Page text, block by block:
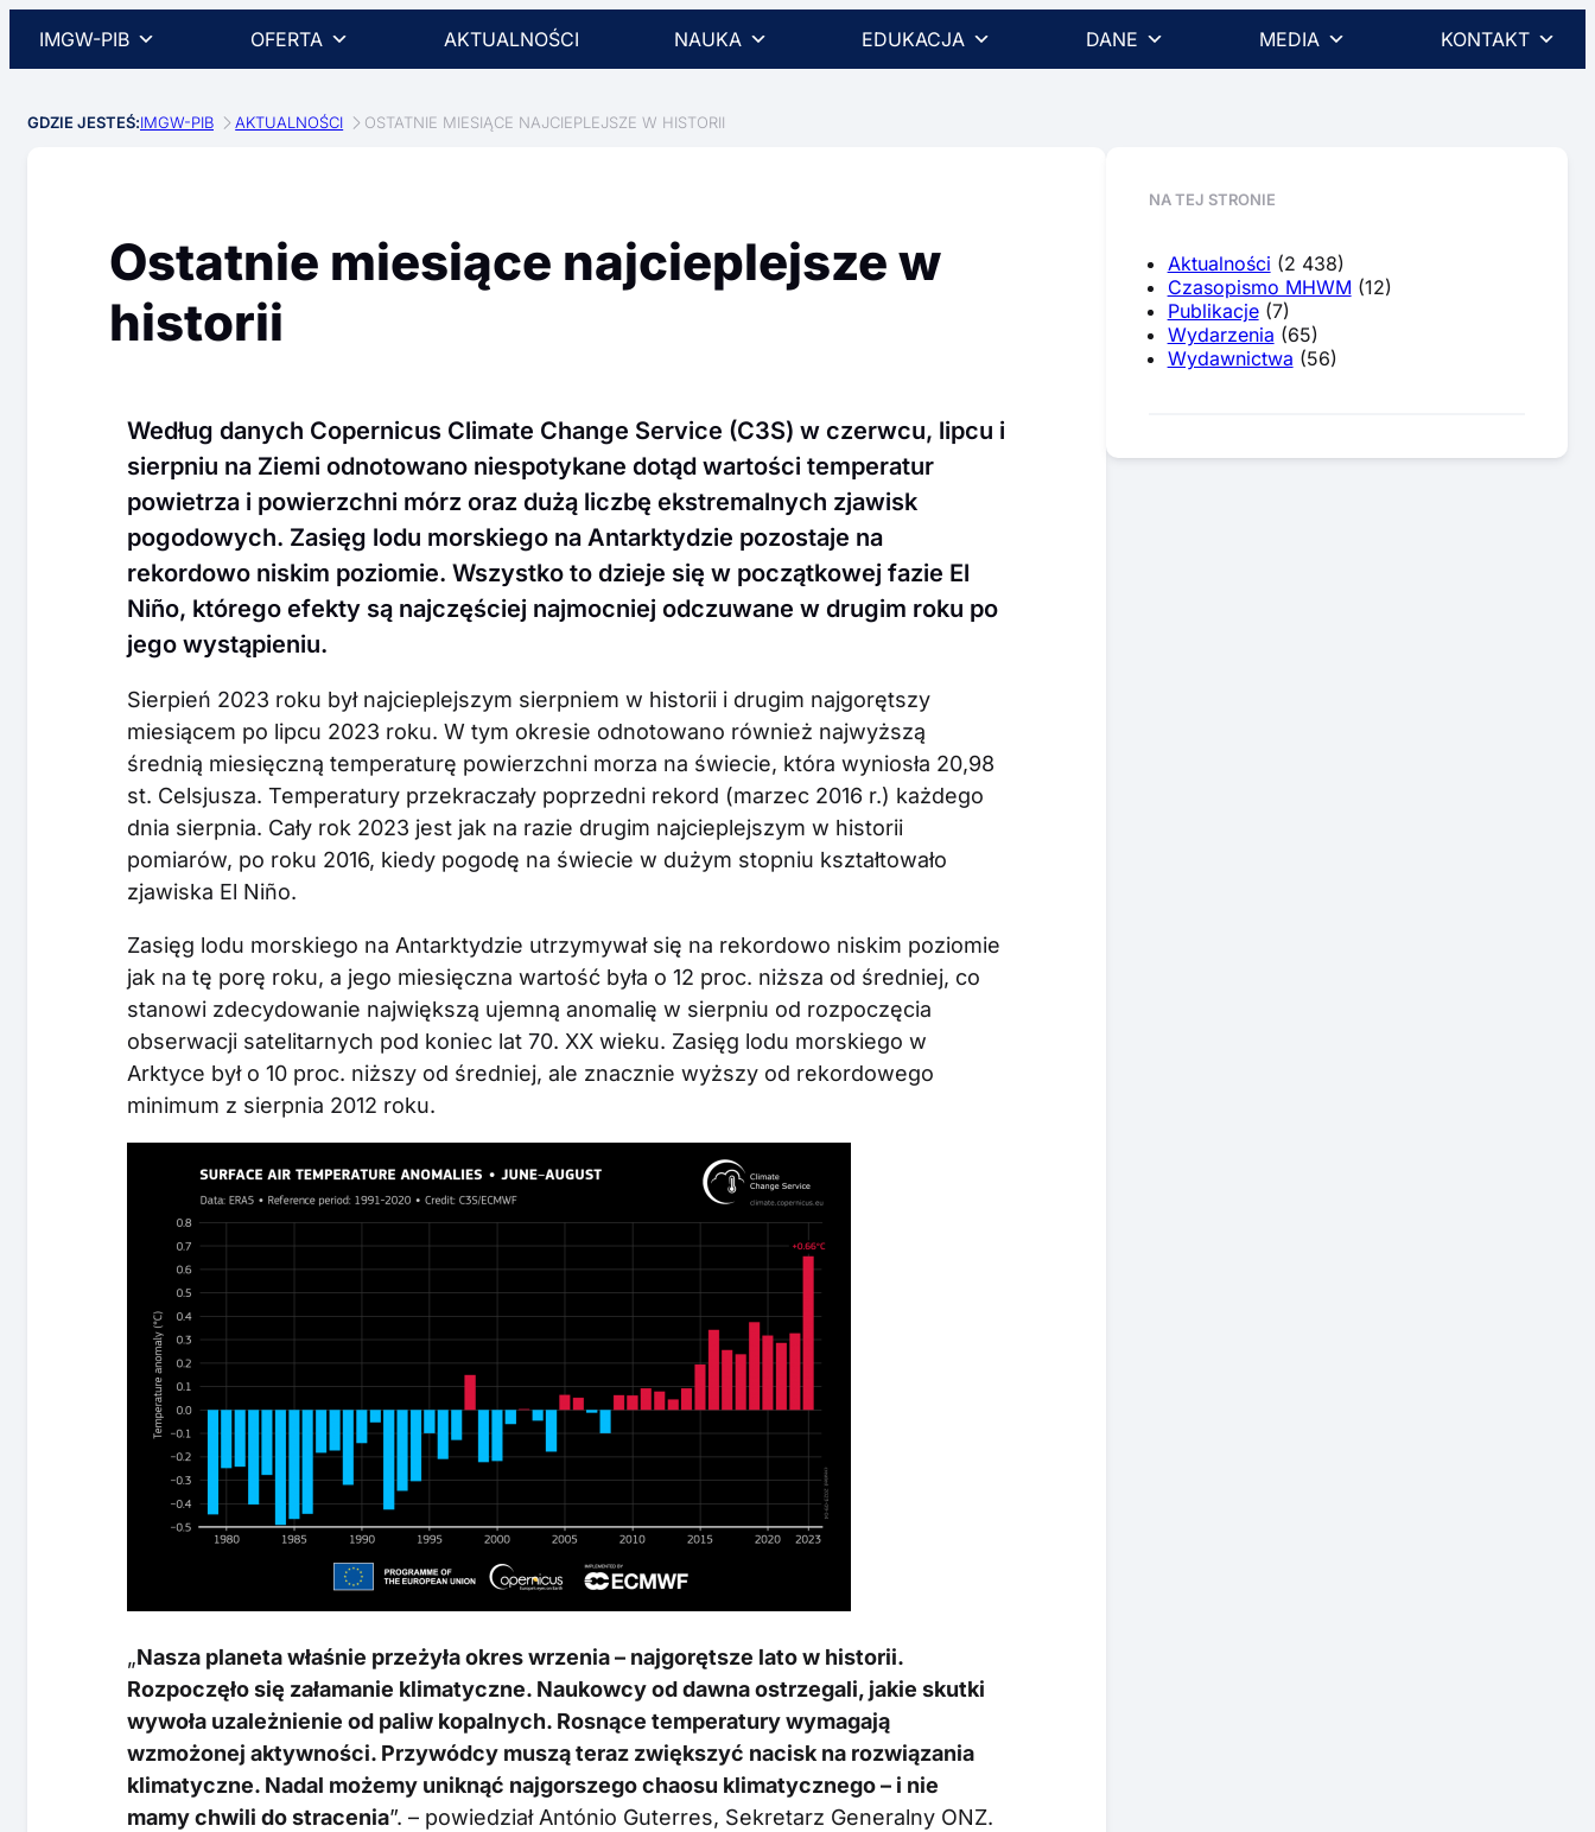
IMGW-PIB OFERTA AKTUALNOŚCI NAUKA EDUKACJA DANE MEDIA KONTAKT
GDZIE JESTEŚ:IMGW-PIB AKTUALNOŚCI OSTATNIE MIESIĄCE NAJCIEPLEJSZE W HISTORII
Ostatnie miesiące najcieplejsze w
historii
Według danych Copernicus Climate Change Service (C3S) w czerwcu, lipcu i
sierpniu na Ziemi odnotowano niespotykane dotąd wartości temperatur
powietrza i powierzchni mórz oraz dużą liczbę ekstremalnych zjawisk
pogodowych. Zasięg lodu morskiego na Antarktydzie pozostaje na
rekordowo niskim poziomie. Wszystko to dzieje się w początkowej fazie El
Niño, którego efekty są najczęściej najmocniej odczuwane w drugim roku po
jego wystąpieniu.
Sierpień 2023 roku był najcieplejszym sierpniem w historii i drugim najgorętszy
miesiącem po lipcu 2023 roku. W tym okresie odnotowano również najwyższą
średnią miesięczną temperaturę powierzchni morza na świecie, która wyniosła 20,98
st. Celsjusza. Temperatury przekraczały poprzedni rekord (marzec 2016 r.) każdego
dnia sierpnia. Cały rok 2023 jest jak na razie drugim najcieplejszym w historii
pomiarów, po roku 2016, kiedy pogodę na świecie w dużym stopniu kształtowało
zjawiska El Niño.
Zasięg lodu morskiego na Antarktydzie utrzymywał się na rekordowo niskim poziomie
jak na tę porę roku, a jego miesięczna wartość była o 12 proc. niższa od średniej, co
stanowi zdecydowanie największą ujemną anomalię w sierpniu od rozpoczęcia
obserwacji satelitarnych pod koniec lat 70. XX wieku. Zasięg lodu morskiego w
Arktyce był o 10 proc. niższy od średniej, ale znacznie wyższy od rekordowego
minimum z sierpnia 2012 roku.
„Nasza planeta właśnie przeżyła okres wrzenia – najgorętsze lato w historii.
Rozpoczęło się załamanie klimatyczne. Naukowcy od dawna ostrzegali, jakie skutki
wywoła uzależnienie od paliw kopalnych. Rosnące temperatury wymagają
wzmożonej aktywności. Przywódcy muszą teraz zwiększyć nacisk na rozwiązania
klimatyczne. Nadal możemy uniknąć najgorszego chaosu klimatycznego – i nie
mamy chwili do stracenia”. – powiedział António Guterres, Sekretarz Generalny ONZ.
NA TEJ STRONIE
Aktualności (2 438)
Czasopismo MHWM (12)
Publikacje(7)
Wydarzenia (65)
Wydawnictwa (56)